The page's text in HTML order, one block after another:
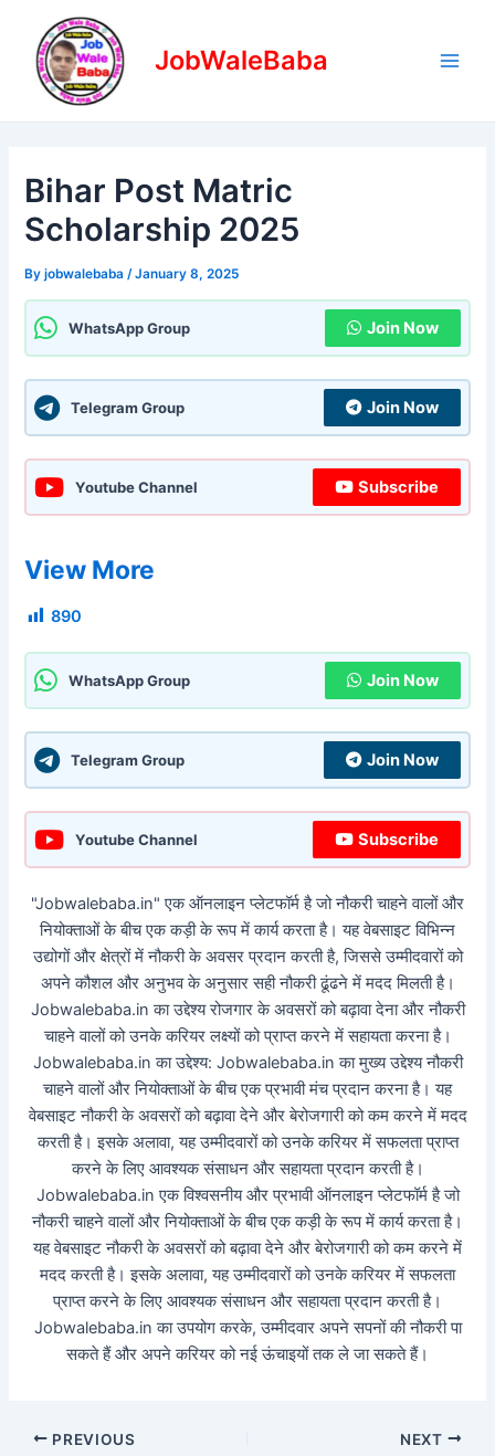
content
JobWaleBaba
Bihar Post Matric
Scholarship 2025
Byjobwalebaba/January 8, 2025
WhatsApp Group Join Now
Telegram Group Join Now
Youtube Channel Subscribe
View More
890
WhatsApp Group Join Now
Telegram Group Join Now
Youtube Channel Subscribe
"Jobwalebaba.in" एक ऑनलाइन प्लेटफॉर्म है जो नौकरी चाहने वालों और
नियोक्ताओं के बीच एक कड़ी के रूप में कार्य करता है। यह वेबसाइट विभिन्न
उद्योगों और क्षेत्रों में नौकरी के अवसर प्रदान करती है, जिससे उम्मीदवारों को
अपने कौशल और अनुभव के अनुसार सही नौकरी ढूंढने में मदद मिलती है।
Jobwalebaba.in का उद्देश्य रोजगार के अवसरों को बढ़ावा देना और नौकरी
चाहने वालों को उनके करियर लक्ष्यों को प्राप्त करने में सहायता करना है।
Jobwalebaba.in का उद्देश्य: Jobwalebaba.in का मुख्य उद्देश्य नौकरी
चाहने वालों और नियोक्ताओं के बीच एक प्रभावी मंच प्रदान करना है। यह
वेबसाइट नौकरी के अवसरों को बढ़ावा देने और बेरोजगारी को कम करने में मदद
करती है। इसके अलावा, यह उम्मीदवारों को उनके करियर में सफलता प्राप्त
करने के लिए आवश्यक संसाधन और सहायता प्रदान करती है।
Jobwalebaba.in एक विश्वसनीय और प्रभावी ऑनलाइन प्लेटफॉर्म है जो
नौकरी चाहने वालों और नियोक्ताओं के बीच एक कड़ी के रूप में कार्य करता है।
यह वेबसाइट नौकरी के अवसरों को बढ़ावा देने और बेरोजगारी को कम करने में
मदद करती है। इसके अलावा, यह उम्मीदवारों को उनके करियर में सफलता
प्राप्त करने के लिए आवश्यक संसाधन और सहायता प्रदान करती है।
Jobwalebaba.in का उपयोग करके, उम्मीदवार अपने सपनों की नौकरी पा
सकते हैं और अपने करियर को नई ऊंचाइयों तक ले जा सकते हैं।
navigation
PREVIOUS NEXT